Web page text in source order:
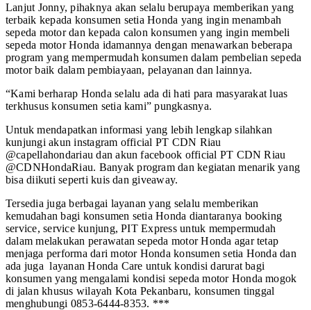
Lanjut Jonny, pihaknya akan selalu berupaya memberikan yang
terbaik kepada konsumen setia Honda yang ingin menambah
sepeda motor dan kepada calon konsumen yang ingin membeli
sepeda motor Honda idamannya dengan menawarkan beberapa
program yang mempermudah konsumen dalam pembelian sepeda
motor baik dalam pembiayaan, pelayanan dan lainnya.
“Kami berharap Honda selalu ada di hati para masyarakat luas
terkhusus konsumen setia kami” pungkasnya.
Untuk mendapatkan informasi yang lebih lengkap silahkan
kunjungi akun instagram official PT CDN Riau
@capellahondariau dan akun facebook official PT CDN Riau
@CDNHondaRiau. Banyak program dan kegiatan menarik yang
bisa diikuti seperti kuis dan giveaway.
Tersedia juga berbagai layanan yang selalu memberikan
kemudahan bagi konsumen setia Honda diantaranya booking
service, service kunjung, PIT Express untuk mempermudah
dalam melakukan perawatan sepeda motor Honda agar tetap
menjaga performa dari motor Honda konsumen setia Honda dan
ada juga layanan Honda Care untuk kondisi darurat bagi
konsumen yang mengalami kondisi sepeda motor Honda mogok
di jalan khusus wilayah Kota Pekanbaru, konsumen tinggal
menghubungi 0853-6444-8353. ***